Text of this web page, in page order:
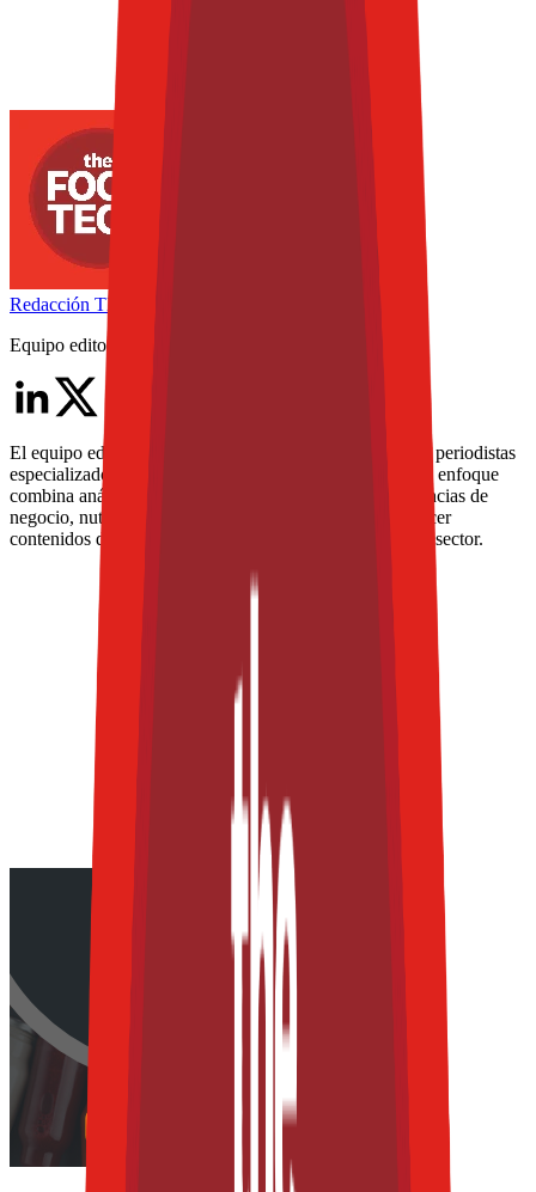
Redacción THE FOOD TECH
Equipo editorial de contenidos
El equipo editorial de The Food Tech está integrado por periodistas
especializados en la industria de alimentos y bebidas. Su enfoque
combina análisis técnico, innovación tecnológica, tendencias de
negocio, nutrición, normatividad y packaging, para ofrecer
contenidos de alto valor dirigidos a los profesionales del sector.